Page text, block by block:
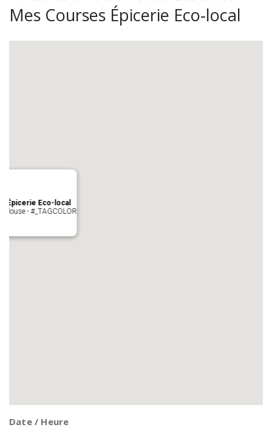
Mes Courses Épicerie Eco-local
Épicerie Eco-local
- #_TAGCOLOR
Date / Heure